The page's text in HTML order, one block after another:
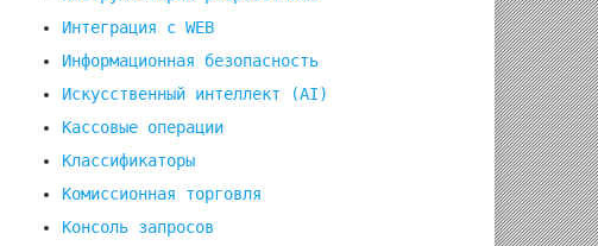
Интеграция с WEB
Информационная безопасность
Искусственный интеллект (AI)
Кассовые операции
Классификаторы
Комиссионная торговля
Консоль запросов